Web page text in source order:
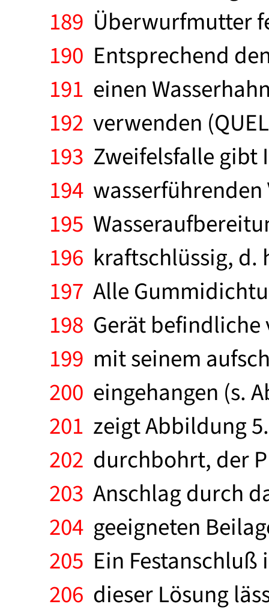
189 Überwurfmutter
190 Entsprechend
191 einen
192 verwenden
193 Zweifelsfalle gibt
194
195
196 kraftschlüssig, d.
197 Alle
198 Gerät
199 mit seinem
200 eingehangen (s.
201 zeigt Abbildung
202 durchbohrt, der
203 Anschlag durch
204 geeigneten
205 Ein
206 dieser Lösung